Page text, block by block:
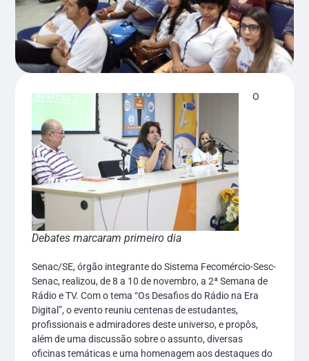
Debates marcaram primeiro dia
O
Senac/SE, órgão integrante do Sistema Fecomércio-Sesc-
Senac, realizou, de 8 a 10 de novembro, a 2ª Semana de
Rádio e TV. Com o tema “Os Desafios do Rádio na Era
Digital”, o evento reuniu centenas de estudantes,
profissionais e admiradores deste universo, e propôs,
além de uma discussão sobre o assunto, diversas
oficinas temáticas e uma homenagem aos destaques do